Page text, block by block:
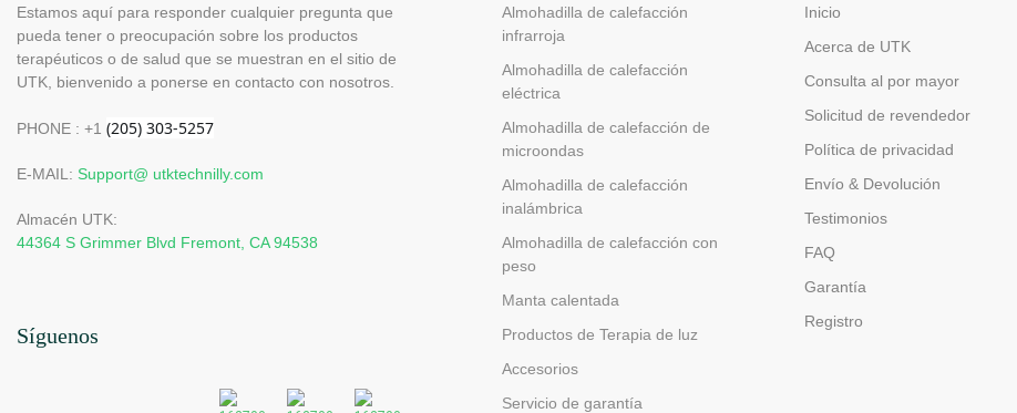
Estamos aquí para responder cualquier pregunta que
pueda tener o preocupación sobre los productos
terapéuticos o de salud que se muestran en el sitio de
UTK, bienvenido a ponerse en contacto con nosotros.
PHONE : +1
E-MAIL: Support@ utktechnilly.com
Almacén UTK:
44364 S Grimmer Blvd Fremont, CA 94538
Síguenos
Almohadilla de calefacción
infrarroja
Almohadilla de calefacción
eléctrica
Almohadilla de calefacción de
microondas
Almohadilla de calefacción
inalámbrica
Almohadilla de calefacción con
peso
Manta calentada
Productos de Terapia de luz
Accesorios
Servicio de garantía
Inicio
Acerca de UTK
Consulta al por mayor
Solicitud de revendedor
Política de privacidad
Envío & Devolución
Testimonios
FAQ
Garantía
Registro